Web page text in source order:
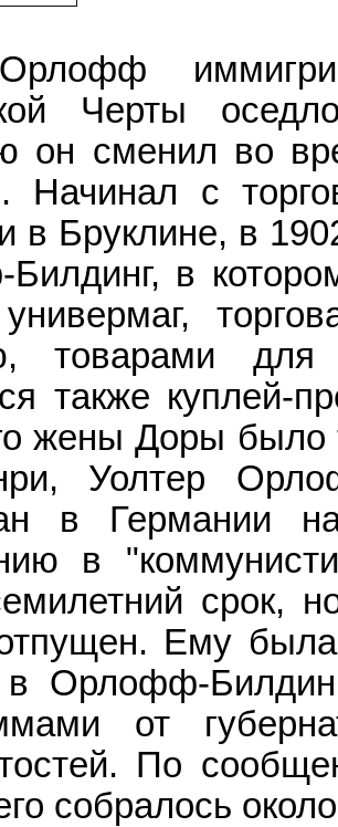
Черты
он сменил во
Начинал с
в Бруклине, в
в
товарами
также куплей-
жены Доры было
Уолтер
в Германии
в
срок,
Ему была
в Орлофф-
от
По
собралось